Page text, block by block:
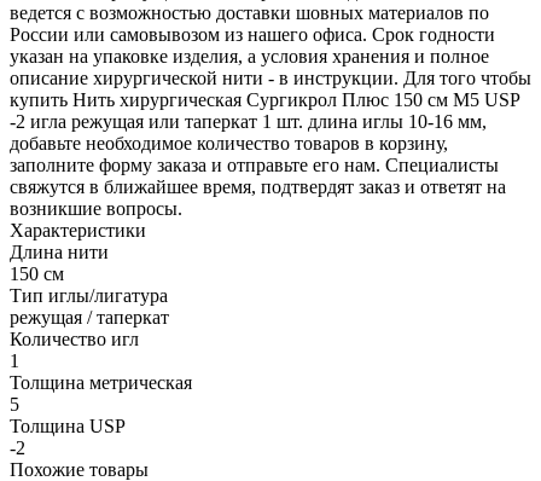
ведется с возможностью доставки шовных материалов по
России или самовывозом из нашего офиса. Срок годности
указан на упаковке изделия, а условия хранения и полное
описание хирургической нити - в инструкции. Для того чтобы
купить Нить хирургическая Сургикрол Плюс 150 см М5 USP
-2 игла режущая или таперкат 1 шт. длина иглы 10-16 мм,
добавьте необходимое количество товаров в корзину,
заполните форму заказа и отправьте его нам. Специалисты
свяжутся в ближайшее время, подтвердят заказ и ответят на
возникшие вопросы.
Характеристики
Длина нити
150 см
Тип иглы/лигатура
режущая / таперкат
Количество игл
1
Толщина метрическая
5
Толщина USP
-2
Похожие товары